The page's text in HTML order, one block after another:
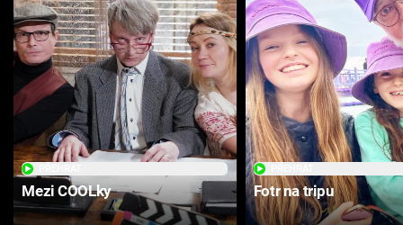
Mezi COOLky Fotr na tripu